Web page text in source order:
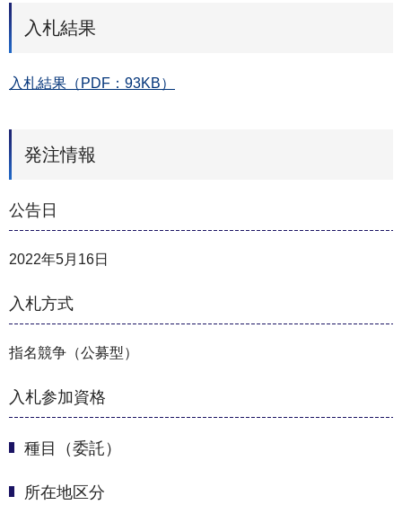
入札結果
入札結果（PDF：93KB）
発注情報
公告日
2022年5月16日
入札方式
指名競争（公募型）
入札参加資格
種目（委託）
所在地区分